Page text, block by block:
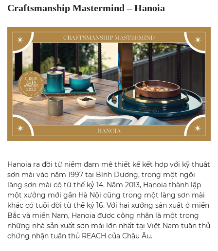
Craftsmanship Mastermind – Hanoia
Hanoia ra đời từ niềm đam mê thiết kế kết hợp với kỹ thuật
sơn mài vào năm 1997 tại Bình Dương, trong một ngôi
làng sơn mài có từ thế kỷ 14. Năm 2013, Hanoia thành lập
một xưởng mới gần Hà Nội cũng trong một làng sơn mài
khác có tuổi đời từ thế kỷ 16. Với hai xưởng sản xuất ở miền
Bắc và miền Nam, Hanoia được công nhận là một trong
những nhà sản xuất sơn mài lớn nhất tại Việt Nam tuân thủ
chứng nhận tuân thủ REACH của Châu Âu.